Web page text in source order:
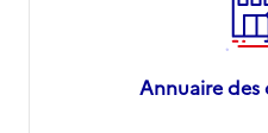
Annuaire